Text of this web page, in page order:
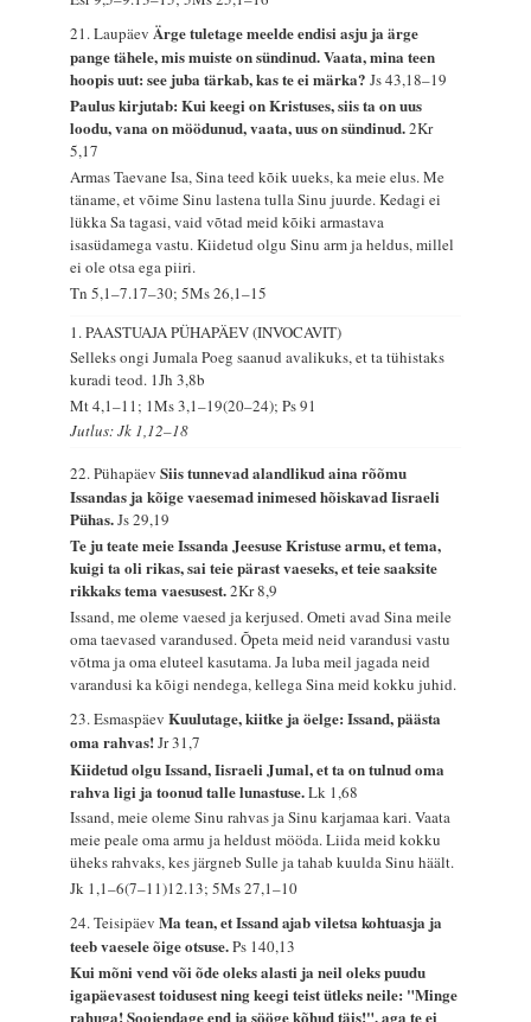
21. LaupäevÄrge tuletage meelde endisi asju ja ärge
pange tähele, mis muiste on sündinud. Vaata, mina teen
hoopis uut: see juba tärkab, kas te ei märka?Js 43,18–19
Paulus kirjutab: Kui keegi on Kristuses, siis ta on uus
loodu, vana on möödunud, vaata, uus on sündinud.2Kr
5,17
Armas Taevane Isa, Sina teed kõik uueks, ka meie elus. Me
täname, et võime Sinu lastena tulla Sinu juurde. Kedagi ei
lükka Sa tagasi, vaid võtad meid kõiki armastava
isasüdamega vastu. Kiidetud olgu Sinu arm ja heldus, millel
ei ole otsa ega piiri.
Tn 5,1–7.17–30; 5Ms 26,1–15
1. PAASTUAJA PÜHAPÄEV (INVOCAVIT)
Selleks ongi Jumala Poeg saanud avalikuks, et ta tühistaks
kuradi teod. 1Jh 3,8b
Mt 4,1–11; 1Ms 3,1–19(20–24); Ps 91
Jutlus: Jk 1,12–18
22. PühapäevSiis tunnevad alandlikud aina rõõmu
Issandas ja kõige vaesemad inimesed hõiskavad Iisraeli
Pühas.Js 29,19
Te ju teate meie Issanda Jeesuse Kristuse armu, et tema,
kuigi ta oli rikas, sai teie pärast vaeseks, et teie saaksite
rikkaks tema vaesusest.2Kr 8,9
Issand, me oleme vaesed ja kerjused. Ometi avad Sina meile
oma taevased varandused. Õpeta meid neid varandusi vastu
võtma ja oma eluteel kasutama. Ja luba meil jagada neid
varandusi ka kõigi nendega, kellega Sina meid kokku juhid.
23. EsmaspäevKuulutage, kiitke ja öelge: Issand, päästa
oma rahvas!Jr 31,7
Kiidetud olgu Issand, Iisraeli Jumal, et ta on tulnud oma
rahva ligi ja toonud talle lunastuse.Lk 1,68
Issand, meie oleme Sinu rahvas ja Sinu karjamaa kari. Vaata
meie peale oma armu ja heldust mööda. Liida meid kokku
üheks rahvaks, kes järgneb Sulle ja tahab kuulda Sinu häält.
Jk 1,1–6(7–11)12.13; 5Ms 27,1–10
24. TeisipäevMa tean, et Issand ajab viletsa kohtuasja ja
teeb vaesele õige otsuse.Ps 140,13
Kui mõni vend või õde oleks alasti ja neil oleks puudu
igapäevasest toidusest ning keegi teist ütleks neile: "Minge
rahuga! Soojendage end ja sööge kõhud täis!", aga te ei